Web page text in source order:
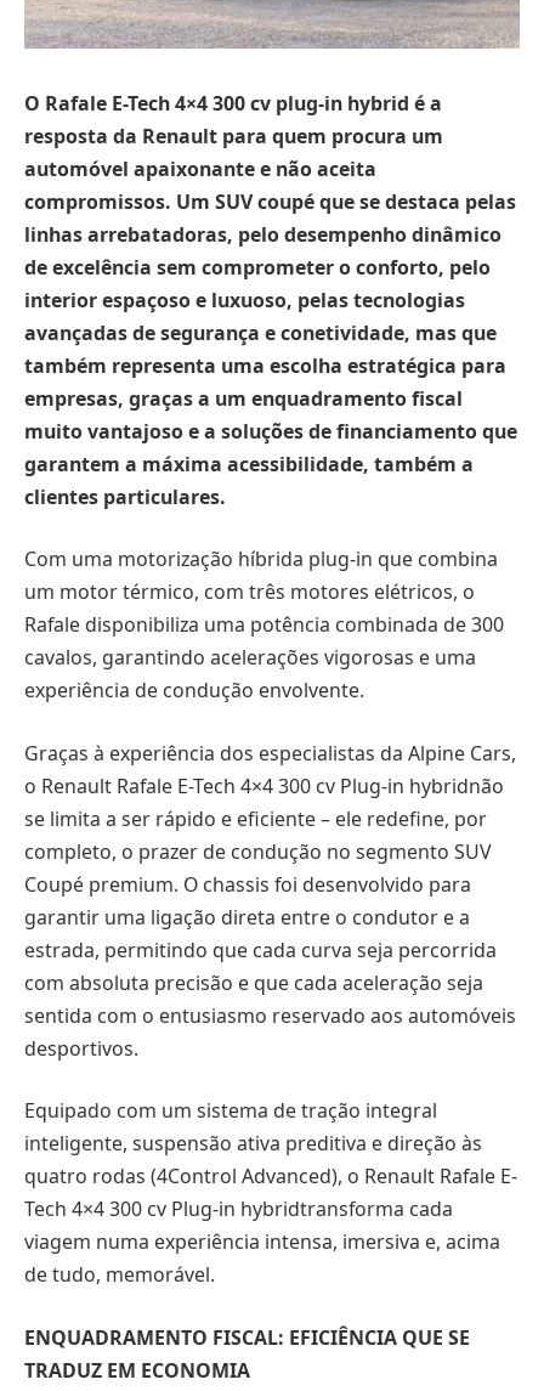
O Rafale E-Tech 4×4 300 cv plug-in hybrid é a
resposta da Renault para quem procura um
automóvel apaixonante e não aceita
compromissos. Um SUV coupé que se destaca pelas
linhas arrebatadoras, pelo desempenho dinâmico
de excelência sem comprometer o conforto, pelo
interior espaçoso e luxuoso, pelas tecnologias
avançadas de segurança e conetividade, mas que
também representa uma escolha estratégica para
empresas, graças a um enquadramento fiscal
muito vantajoso e a soluções de financiamento que
garantem a máxima acessibilidade, também a
clientes particulares.
Com uma motorização híbrida plug-in que combina
um motor térmico, com três motores elétricos, o
Rafale disponibiliza uma potência combinada de 300
cavalos, garantindo acelerações vigorosas e uma
experiência de condução envolvente.
Graças à experiência dos especialistas da Alpine Cars,
o Renault Rafale E-Tech 4×4 300 cv Plug-in hybridnão
se limita a ser rápido e eficiente – ele redefine, por
completo, o prazer de condução no segmento SUV
Coupé premium. O chassis foi desenvolvido para
garantir uma ligação direta entre o condutor e a
estrada, permitindo que cada curva seja percorrida
com absoluta precisão e que cada aceleração seja
sentida com o entusiasmo reservado aos automóveis
desportivos.
Equipado com um sistema de tração integral
inteligente, suspensão ativa preditiva e direção às
quatro rodas (4Control Advanced), o Renault Rafale E-
Tech 4×4 300 cv Plug-in hybridtransforma cada
viagem numa experiência intensa, imersiva e, acima
de tudo, memorável.
ENQUADRAMENTO FISCAL: EFICIÊNCIA QUE SE
TRADUZ EM ECONOMIA